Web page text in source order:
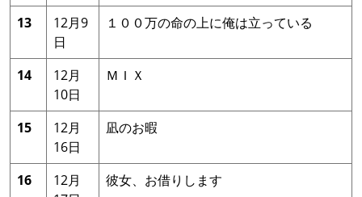
13
12月9
日
１００万の命の上に俺は立っている
14
12月
10日
ＭＩＸ
15
12月
16日
凪のお暇
16
12月
彼女、お借りします